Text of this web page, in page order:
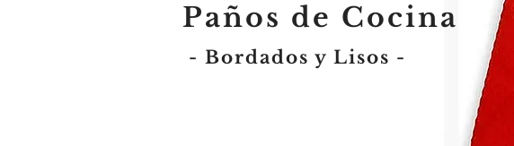
Paños de Cocina
- Bordados y Lisos -